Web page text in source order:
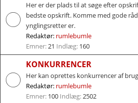
Her er der plads til at søge efter
bedste opskrift. Komme med gode
ynglingsretter er.
Redaktør: rumlebumle
Emner:21 Indlæg: 160
KONKURRENCER
Her kan oprettes konkurrencer af
Redaktør: rumlebumle
Emner: 100 Indlæg:2502